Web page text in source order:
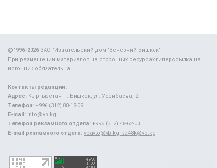
@1996-2026ЗАО "Издательский дом "Вечерний Бишкек"
При размещении материалов на сторонних ресурсах гиперссылка на
источник обязательна.
Контакты редакции:
Адрес: Кыргызстан, г. Бишкек, ул. Усенбаева, 2.
Телефон: +996 (312) 88-18-09.
E-mail: info@vb.kg
Телефон рекламного отдела: +996 (312) 48-62-03.
E-mail рекламного отдела: vbavto@vb.kg, vb48k@vb.kg